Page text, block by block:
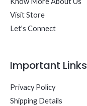
Visit Store
Let's Connect
Important Links
Privacy Policy
Shipping Details